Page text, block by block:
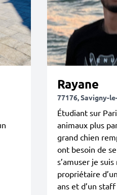
Rayane
77176, Savigny-
Étudiant sur
animaux plus
grand chien
ont besoin de
s’amuser je
propriétaire
ans et d’un